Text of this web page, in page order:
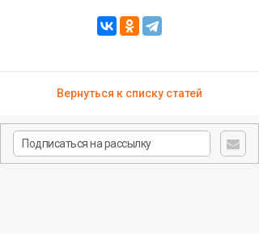
Вернуться к списку статей